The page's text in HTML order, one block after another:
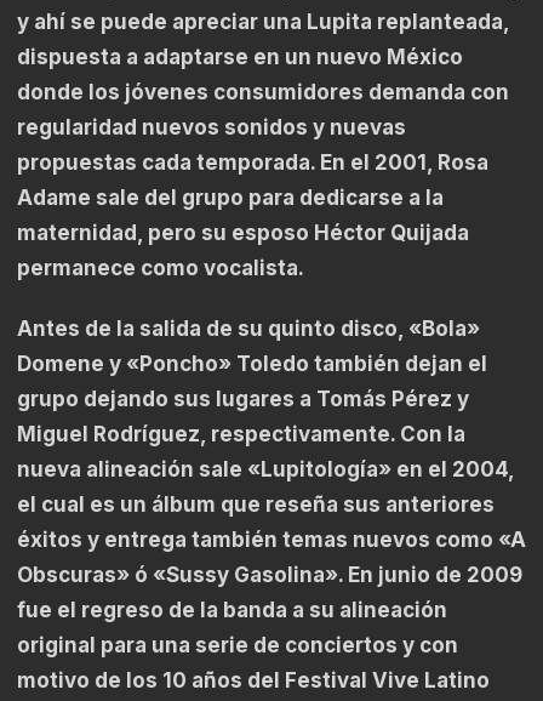
y ahí se puede apreciar una Lupita replanteada,
dispuesta a adaptarse en un nuevo México
donde los jóvenes consumidores demanda con
regularidad nuevos sonidos y nuevas
propuestas cada temporada. En el 2001, Rosa
Adame sale del grupo para dedicarse a la
maternidad, pero su esposo Héctor Quijada
permanece como vocalista.
Antes de la salida de su quinto disco, «Bola»
Domene y «Poncho» Toledo también dejan el
grupo dejando sus lugares a Tomás Pérez y
Miguel Rodríguez, respectivamente. Con la
nueva alineación sale «Lupitología» en el 2004,
el cual es un álbum que reseña sus anteriores
éxitos y entrega también temas nuevos como «A
Obscuras» ó «Sussy Gasolina». En junio de 2009
fue el regreso de la banda a su alineación
original para una serie de conciertos y con
motivo de los 10 años del Festival Vive Latino